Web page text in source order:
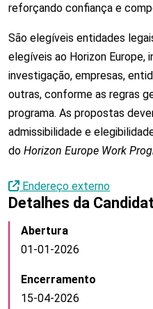
reforçando confiança e
São elegíveis entidades
elegíveis ao Horizon Europe,
investigação, empresas,
outras, conforme as regras
programa. As propostas
admissibilidade e
do Horizon Europe Work
Endereço externo
Detalhes da
Abertura
01-01-2026
Encerramento
15-04-2026